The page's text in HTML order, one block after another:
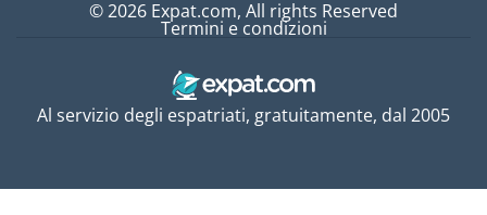
Al servizio degli espatriati, gratuitamente, dal 2005
© 2026 Expat.com, All rights Reserved
Termini e condizioni